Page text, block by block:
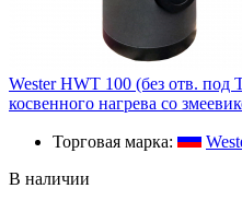
Wester HWT 100 (без отв. под
косвенного нагрева со
Торговая марка:
В наличии